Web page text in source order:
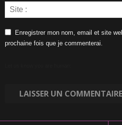
Enregistrer mon nom, email et site
prochaine fois que je commenterai.